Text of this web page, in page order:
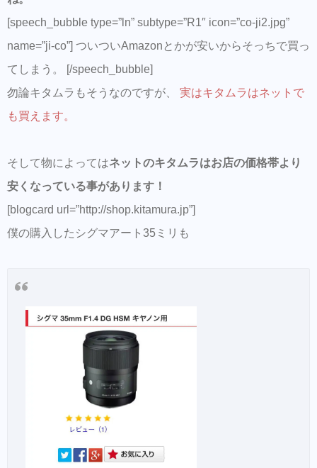
[speech_bubble type=”ln” subtype=”R1″ icon=”co-ji2.jpg”
name=”ji-co”] ついついAmazonとかが安いからそっちで買っ
てしまう。 [/speech_bubble]
勿論キタムラもそうなのですが、 実はキタムラはネットで
も買えます。
そして物によってはネットのキタムラはお店の価格帯より
安くなっている事があります！
[blogcard url=”http://shop.kitamura.jp”]
僕の購入したシグマアート35ミリも